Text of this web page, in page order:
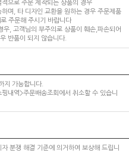
으로 주문 제작되는 상품의 경우
며, 타 디자인 교환을 원하는 경우 주문제품
주문해 주시기 바랍니다
, 고객님의 부주의로 상품이 훼손,파손되어
반품이 되지 않습니다.
지 가능합니다.
내역>주문배송조회에서 취소할 수 있습니
분쟁 해결 기준에 의거하여 보상해 드립니